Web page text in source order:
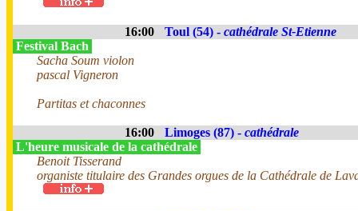
16:00 Toul (54) - cathédrale St-Etienne
Festival Bach
Sacha Soum violon
pascal Vigneron
Partitas et chaconnes
16:00 Limoges (87) - cathédrale
L'heure musicale de la cathédrale
Benoit Tisserand
organiste titulaire des Grandes orgues de la Cathédrale de